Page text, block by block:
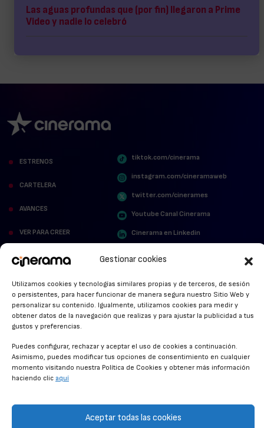
Gestionar cookies
Utilizamos cookies y tecnologías similares propias y de terceros, de sesión
o persistentes, para hacer funcionar de manera segura nuestro Sitio Web y
personalizar su contenido. Igualmente, utilizamos cookies para medir y
obtener datos de la navegación que realizas y para ajustar la publicidad a tus
gustos y preferencias.
Puedes configurar, rechazar y aceptar el uso de cookies a continuación.
Asimismo, puedes modificar tus opciones de consentimiento en cualquier
momento visitando nuestra Política de Cookies y obtener más información
haciendo clic aquí
Aceptar todas las cookies
Las aguas profundas que (por fin) llegaron a Prime
Video y nadie lo celebró
ESTRENOS
CARTELERA
AVANCES
VER PARA CREER
MIRA QUIÉN HABLA
ALFOMBRA ROJA
ANUNCIOS DE CINE
tiktok.com/cinerama
instagram.com/cineramaweb
twitter.com/cinerames
Youtube Canal Cinerama
Cinerama en Linkedin
POLÍTICA DE PRIVACIDAD